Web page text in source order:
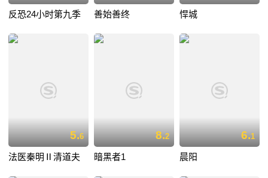
反恐24小时第九季 善始善终 悍城
5.6
法医秦明Ⅱ清道夫
8.2
暗黑者1
6.1
晨阳